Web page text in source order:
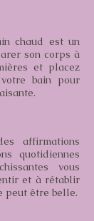
chaud est un
son corps à
et placez
bain pour
affirmations
quotidiennes
vous
et à rétablir
peut être belle.